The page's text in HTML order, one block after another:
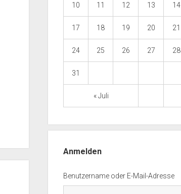
10 11 12 13 14
17 18 19 20 21
24 25 26 27 28
31
« Juli
Anmelden
Benutzername oder E-Mail-Adresse